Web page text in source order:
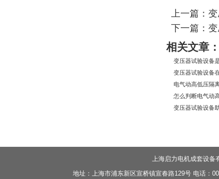
上一篇：
下一篇：
相关文章
变压器试验设备
变压器试验设备
电气动高低压隔
怎么判断电气动
变压器试验设备
上海启力电机成套设备
地址：上海市浦东新区宣桥镇宣春路129号 电话：